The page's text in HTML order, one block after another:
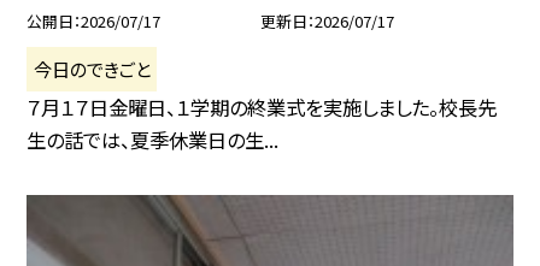
公開日 2026/07/17 更新日 2026/07/17
今日のできごと
７月１７日金曜日、１学期の終業式を実施しました。校長先
生の話では、夏季休業日の生...